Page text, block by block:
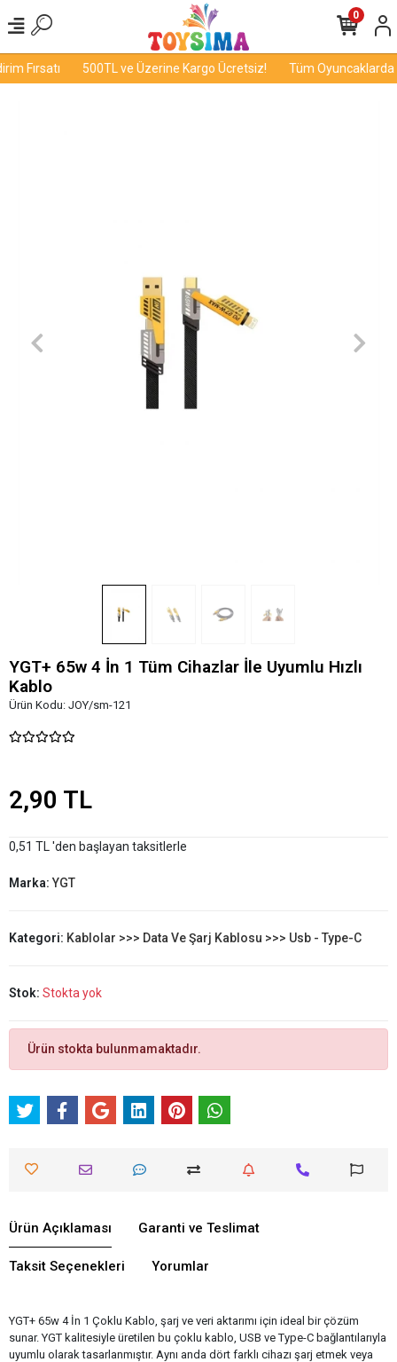
Fırsatı 500TL ve Üzerine Kargo Ücretsiz! Tüm Oyuncaklarda
0
YGT+ 65w 4 İn 1 Tüm Cihazlar İle Uyumlu Hızlı
Kablo
Ürün Kodu: JOY/sm-121
2,90 TL
0,51 TL 'den başlayan taksitlerle
Marka:YGT
Kategori: Kablolar >>> Data Ve Şarj Kablosu >>> Usb - Type-C
Stok: Stokta yok
Ürün stokta bulunmamaktadır.
Ürün Açıklaması Garanti ve Teslimat
Taksit Seçenekleri Yorumlar
YGT+ 65w 4 İn 1 Çoklu Kablo, şarj ve veri aktarımı için ideal bir çözüm
sunar. YGT kalitesiyle üretilen bu çoklu kablo, USB ve Type-C bağlantılarıyla
uyumlu olarak tasarlanmıştır. Aynı anda dört farklı cihazı şarj etmek veya